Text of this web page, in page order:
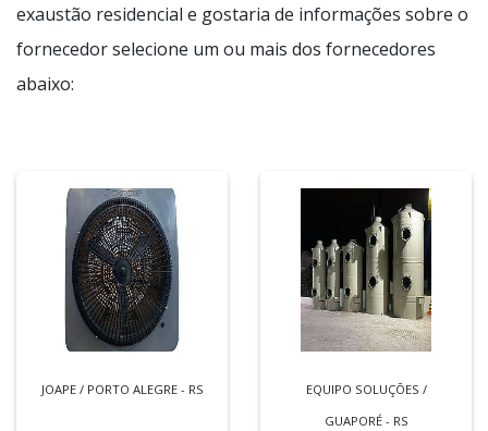
exaustão residencial e gostaria de informações sobre o
fornecedor selecione um ou mais dos fornecedores
abaixo:
JOAPE / PORTO ALEGRE - RS
EQUIPO SOLUÇÕES /
GUAPORÉ - RS